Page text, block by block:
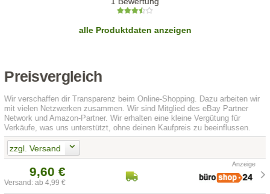
alle Produktdaten anzeigen
Preisvergleich
Wir verschaffen dir Transparenz beim Online-Shopping. Dazu arbeiten wir
mit vielen Netzwerken zusammen. Wir sind Mitglied des eBay Partner
Network und Amazon-Partner. Wir erhalten eine kleine Vergütung für
Verkäufe, was uns unterstützt, ohne deinen Kaufpreis zu beeinflussen.
zzgl. Versand
9,60 €
Versand: ab 4,99 €